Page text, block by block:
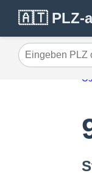
🇦🇹 PLZ-
Eingeben PLZ